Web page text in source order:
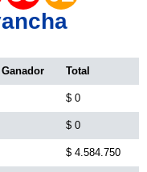
Total
$ 0
$ 0
$ 4.584.750